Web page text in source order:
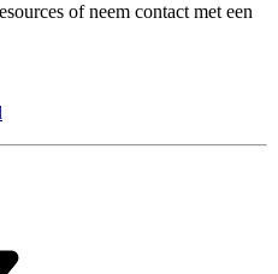
Alles wissen Gereed
of neem contact met een